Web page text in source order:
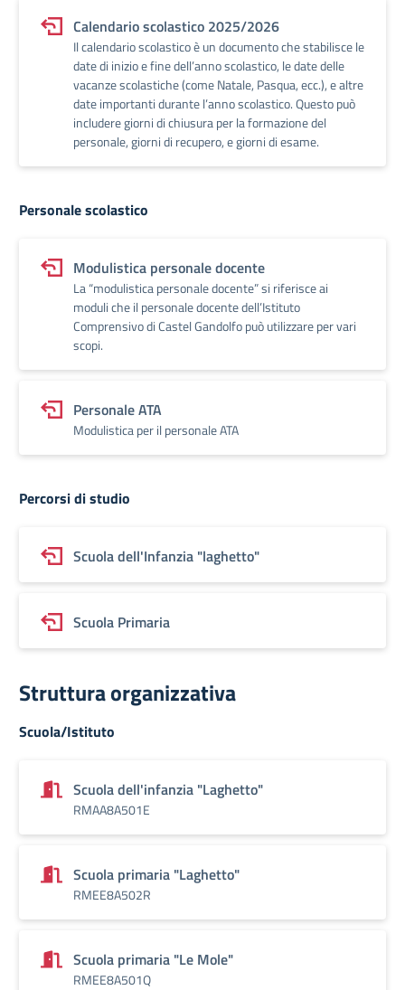
Calendario scolastico 2025/2026
Il calendario scolastico è un documento che stabilisce le
date di inizio e fine dell’anno scolastico, le date delle
vacanze scolastiche (come Natale, Pasqua, ecc.), e altre
date importanti durante l’anno scolastico. Questo può
includere giorni di chiusura per la formazione del
personale, giorni di recupero, e giorni di esame.
Personale scolastico
Modulistica personale docente
La “modulistica personale docente” si riferisce ai
moduli che il personale docente dell’Istituto
Comprensivo di Castel Gandolfo può utilizzare per vari
scopi.
Personale ATA
Modulistica per il personale ATA
Percorsi di studio
Scuola dell'Infanzia "laghetto"
Scuola Primaria
Struttura organizzativa
Scuola/Istituto
Scuola dell'infanzia "Laghetto"
RMAA8A501E
Scuola primaria "Laghetto"
RMEE8A502R
Scuola primaria "Le Mole"
RMEE8A501Q